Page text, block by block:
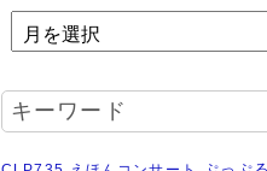
ハッピーパーク終了♪ 2026
HAPPY PARK 2026～ハ
ク体験
2026年7月6日
受賞結果 ヤマハエレク
キーワード